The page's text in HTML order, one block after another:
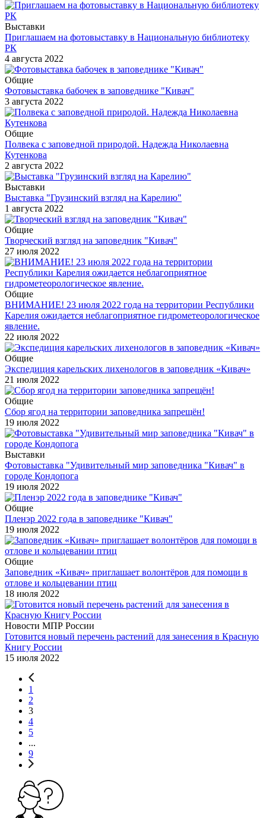
Выставки
Приглашаем на фотовыставку в Национальную библиотеку
РК
4 августа 2022
Общие
Фотовыставка бабочек в заповеднике "Кивач"
3 августа 2022
Общие
Полвека с заповедной природой. Надежда Николаевна
Кутенкова
2 августа 2022
Выставки
Выставка "Грузинский взгляд на Карелию"
1 августа 2022
Общие
Творческий взгляд на заповедник "Кивач"
27 июля 2022
Общие
ВНИМАНИЕ! 23 июля 2022 года на территории Республики
Карелия ожидается неблагоприятное гидрометеорологическое
явление.
22 июля 2022
Общие
Экспедиция карельских лихенологов в заповедник «Кивач»
21 июля 2022
Общие
Сбор ягод на территории заповедника запрещён!
19 июля 2022
Выставки
Фотовыставка "Удивительный мир заповедника "Кивач" в
городе Кондопога
19 июля 2022
Общие
Пленэр 2022 года в заповеднике "Кивач"
19 июля 2022
Общие
Заповедник «Кивач» приглашает волонтёров для помощи в
отлове и кольцевании птиц
18 июля 2022
Новости МПР России
Готовится новый перечень растений для занесения в Красную
Книгу России
15 июля 2022
1
2
3
4
5
...
9